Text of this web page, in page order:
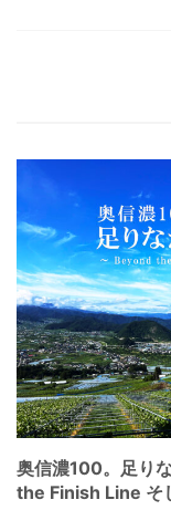
奥信濃100。足り
the Finish Line そ